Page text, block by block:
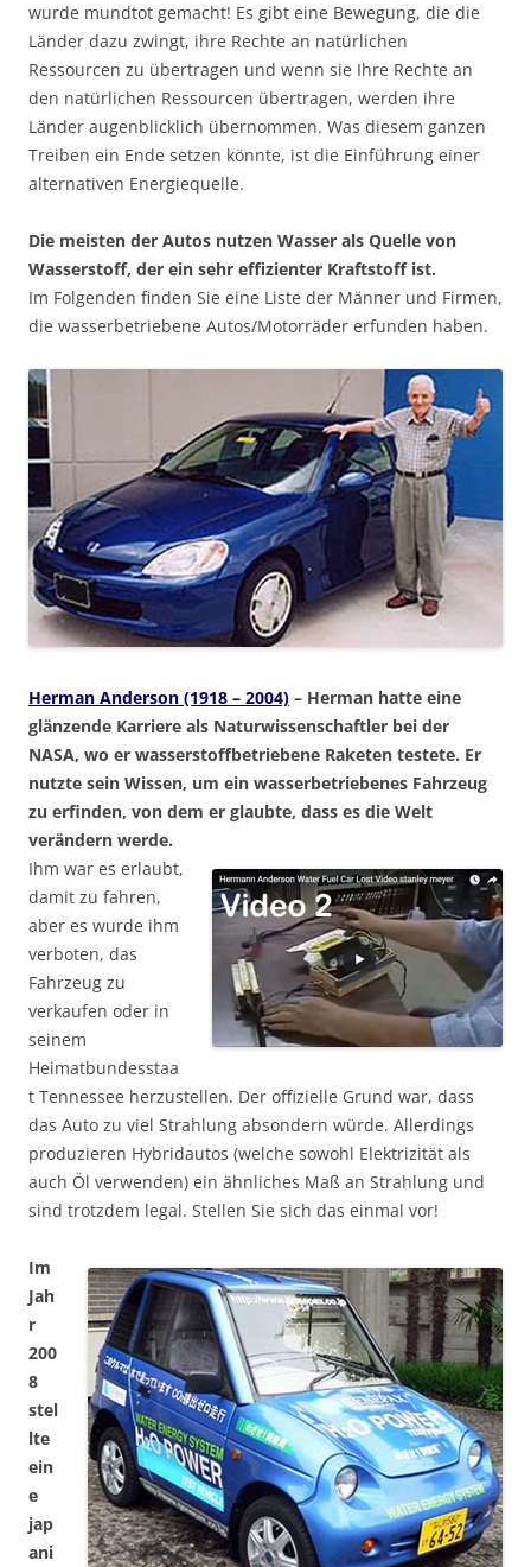
wurde mundtot gemacht! Es gibt eine Bewegung, die die
Länder dazu zwingt, ihre Rechte an natürlichen
Ressourcen zu übertragen und wenn sie Ihre Rechte an
den natürlichen Ressourcen übertragen, werden ihre
Länder augenblicklich übernommen. Was diesem ganzen
Treiben ein Ende setzen könnte, ist die Einführung einer
alternativen Energiequelle.
Die meisten der Autos nutzen Wasser als Quelle von
Wasserstoff, der ein sehr effizienter Kraftstoff ist.
Im Folgenden finden Sie eine Liste der Männer und Firmen,
die wasserbetriebene Autos/Motorräder erfunden haben.
Herman Anderson (1918 – 2004) – Herman hatte eine
glänzende Karriere als Naturwissenschaftler bei der
NASA, wo er wasserstoffbetriebene Raketen testete. Er
nutzte sein Wissen, um ein wasserbetriebenes Fahrzeug
zu erfinden, von dem er glaubte, dass es die Welt
verändern werde.
Ihm war es erlaubt,
damit zu fahren,
aber es wurde ihm
verboten, das
Fahrzeug zu
verkaufen oder in
seinem
Heimatbundesstaa
t Tennessee herzustellen. Der offizielle Grund war, dass
das Auto zu viel Strahlung absondern würde. Allerdings
produzieren Hybridautos (welche sowohl Elektrizität als
auch Öl verwenden) ein ähnliches Maß an Strahlung und
sind trotzdem legal. Stellen Sie sich das einmal vor!
Im
Jah
r
200
8
stel
lte
ein
e
jap
ani